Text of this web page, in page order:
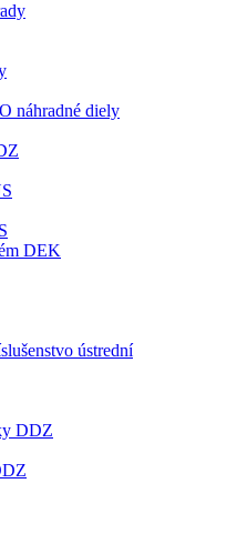
náhradné diely
DEK
ústrední
DDZ